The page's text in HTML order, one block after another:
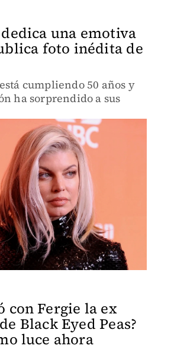
una emotiva
foto inédita de
cumpliendo 50 años y
ha sorprendido a sus
con Fergie la ex
Black Eyed Peas?
luce ahora